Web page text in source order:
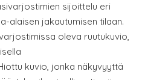
sijoittelu eri
alaisen jakautumisen tilaan.
oleva ruutukuvio,
kuvio, jonka näkyvyyttä